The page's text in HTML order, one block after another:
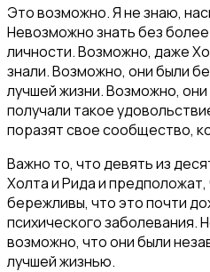
Это возможно. Я не знаю,
Невозможно знать без
личности. Возможно, даже
знали. Возможно, они были
лучшей жизни. Возможно,
получали такое
поразят свое сообщество,
Важно то, что девять из
Холта и Рида и предположат,
бережливы, что это почти
психического заболевания.
возможно, что они были
лучшей жизнью.